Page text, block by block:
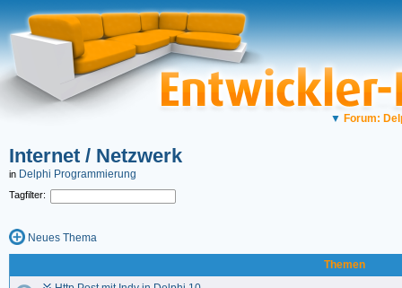
▼ Forum:
Internet / Netzwerk
in Delphi Programmierung
Tagfilter:
Neues Thema
Themen